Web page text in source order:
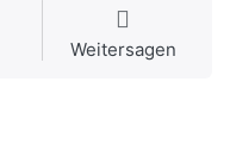
Weitersagen